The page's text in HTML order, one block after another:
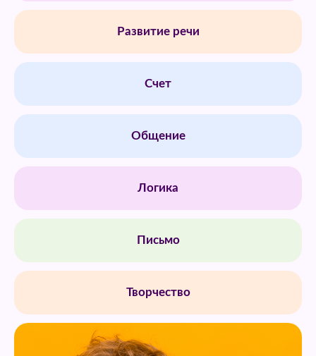
Развитие речи
Счет
Общение
Логика
Письмо
Творчество